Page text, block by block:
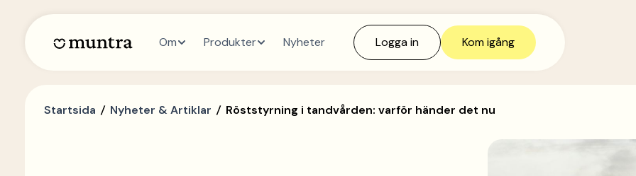
Om Produkter Nyheter Logga in Kom igång
Startsida Nyheter & Artiklar Röststyrning i tandvården: varför händer det nu